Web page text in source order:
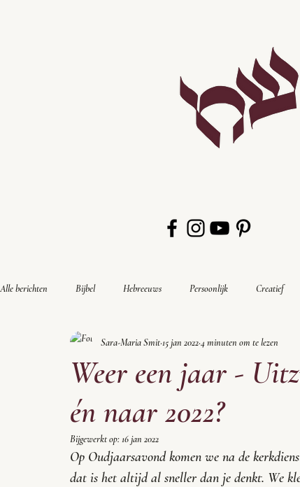
Alle berichten Bijbel Hebreeuws Persoonlijk Creatief
Weer een jaar -
én naar 2022?
Sara-Maria Smit15 jan 20224 minuten om te lezen
Bijgewerkt op:16 jan 2022
Op Oudjaarsavond komen we na de
dat is het altijd al sneller dan je denkt. We